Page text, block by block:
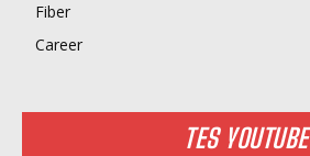
Fiber
Career
TES YOUTUBE